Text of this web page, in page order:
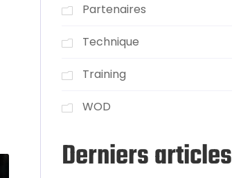
Partenaires
Technique
Training
WOD
Derniers articles